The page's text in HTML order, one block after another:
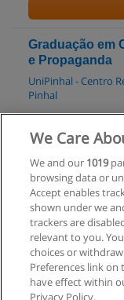
Graduação em
e Propaganda
UniPinhal - Centro
Pinhal
Curso - A
CEMEC - Centro
We Care
We and our 1019
browsing data or
Accept enables
shown under we
trackers are
relevant to you.
choices or
Preferences link
have effect within
Privacy Policy.